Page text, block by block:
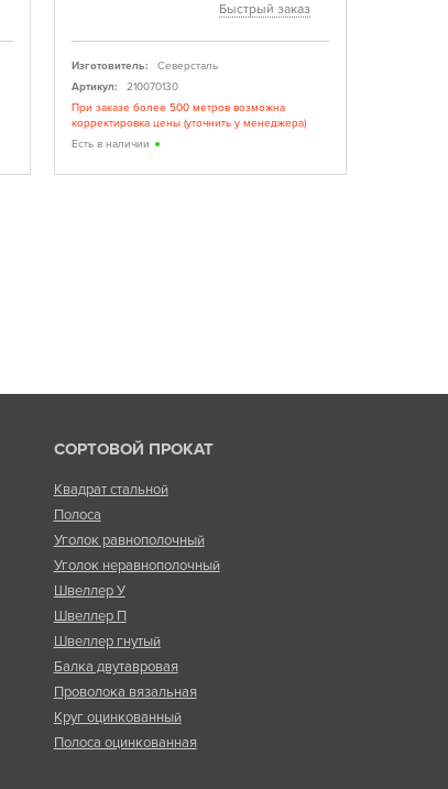
Быстрый заказ
Изготовитель:
Северсталь
Артикул:
210070130
При заказе более 500 метров возможна
корректировка цены (уточнить у менеджера)
Есть в наличии
СОРТОВОЙ ПРОКАТ
Квадрат стальной
Полоса
Уголок равнополочный
Уголок неравнополочный
Швеллер У
Швеллер П
Швеллер гнутый
Балка двутавровая
Проволока вязальная
Круг оцинкованный
Полоса оцинкованная